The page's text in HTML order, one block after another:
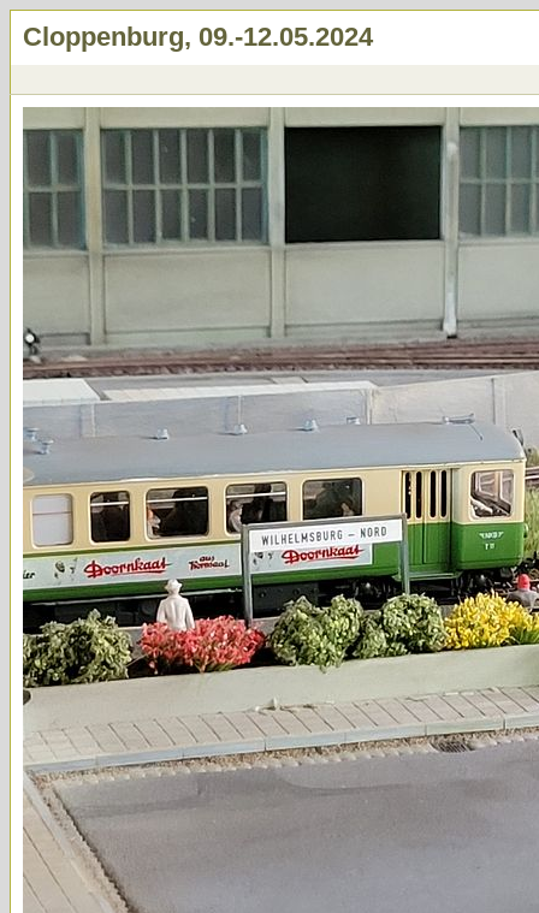
Cloppenburg, 09.-12.05.2024